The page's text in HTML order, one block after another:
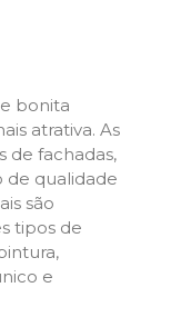
bonita
atrativa. As
de fachadas,
de qualidade
são
tipos de
e